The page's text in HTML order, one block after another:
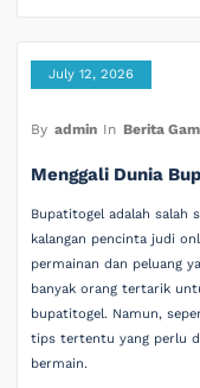
July 12, 2026
By admin In Berita
Menggali Dunia
Bupatitogel adalah salah
kalangan pencinta judi
permainan dan peluang
banyak orang tertarik
bupatitogel. Namun,
tips tertentu yang perlu
bermain.